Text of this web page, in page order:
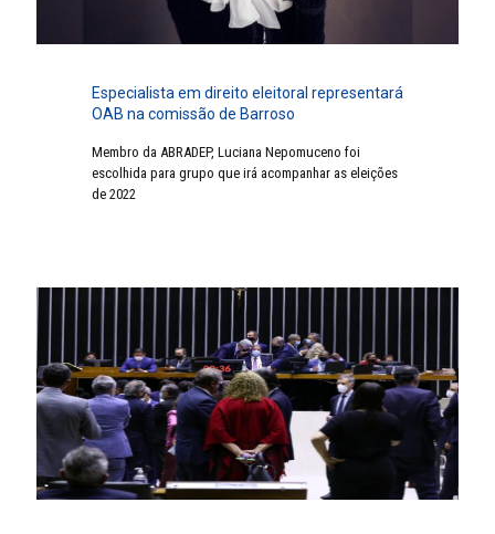
Especialista em direito eleitoral representará
OAB na comissão de Barroso
Membro da ABRADEP, Luciana Nepomuceno foi
escolhida para grupo que irá acompanhar as eleições
de 2022